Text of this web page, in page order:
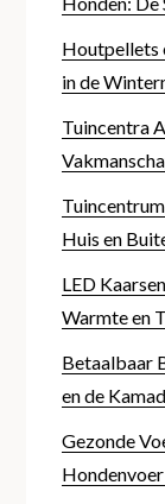
Houtpellets
in de
Tuincentra
Huis en
LED
Warmte en
Betaalbaar
en de
Gezonde